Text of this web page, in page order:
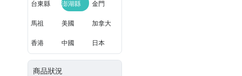
台東縣 澎湖縣 金門
馬祖 美國 加拿大
香港 中國 日本
商品狀況